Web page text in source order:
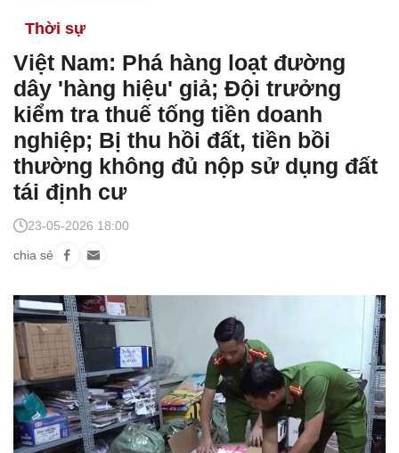
Thời sự
Việt Nam: Phá hàng loạt đường
dây 'hàng hiệu' giả; Đội trưởng
kiểm tra thuế tống tiền doanh
nghiệp; Bị thu hồi đất, tiền bồi
thường không đủ nộp sử dụng đất
tái định cư
chia sẻ
23-05-2026 18:00